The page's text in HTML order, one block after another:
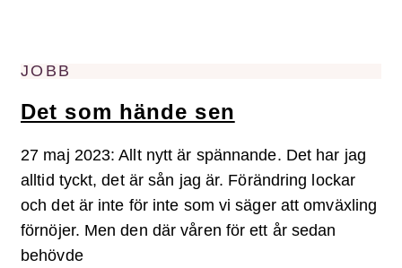
JOBB
Det som hände sen
27 maj 2023: Allt nytt är spännande. Det har jag
alltid tyckt, det är sån jag är. Förändring lockar
och det är inte för inte som vi säger att omväxling
förnöjer. Men den där våren för ett år sedan
behövde